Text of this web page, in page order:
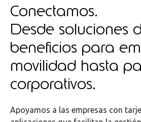
Conectamos.
Desde soluciones
beneficios para
movilidad hasta
corporativos.
Apoyamos a las empresas con